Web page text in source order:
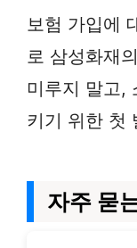
보험 가입에
로 삼성화재
미루지 말고,
키기 위한 첫
자주 묻